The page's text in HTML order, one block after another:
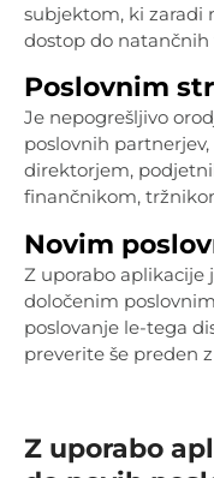
subjektom, ki zaradi
dostop do
Poslovnim
Je nepogrešljivo
poslovnih
direktorjem,
finančnikom,
Novim
Z uporabo aplikacije
določenim
poslovanje le-tega
preverite še preden
Z uporabo